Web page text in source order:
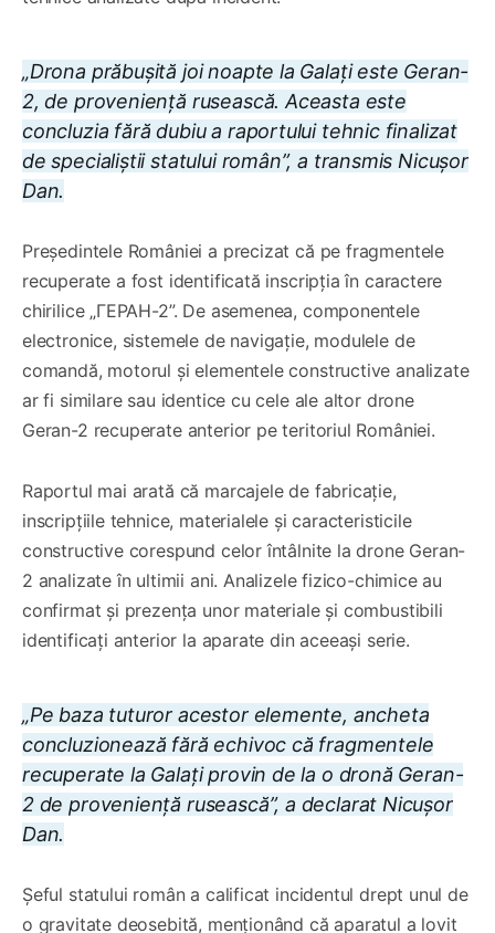
„Drona prăbușită joi noapte la Galați este Geran-
2, de proveniență rusească. Aceasta este
concluzia fără dubiu a raportului tehnic finalizat
de specialiștii statului român”, a transmis Nicușor
Dan.
Președintele României a precizat că pe fragmentele
recuperate a fost identificată inscripția în caractere
chirilice „ГЕРАН-2”. De asemenea, componentele
electronice, sistemele de navigație, modulele de
comandă, motorul și elementele constructive analizate
ar fi similare sau identice cu cele ale altor drone
Geran-2 recuperate anterior pe teritoriul României.
Raportul mai arată că marcajele de fabricație,
inscripțiile tehnice, materialele și caracteristicile
constructive corespund celor întâlnite la drone Geran-
2 analizate în ultimii ani. Analizele fizico-chimice au
confirmat și prezența unor materiale și combustibili
identificați anterior la aparate din aceeași serie.
„Pe baza tuturor acestor elemente, ancheta
concluzionează fără echivoc că fragmentele
recuperate la Galați provin de la o dronă Geran-
2 de proveniență rusească”, a declarat Nicușor
Dan.
Șeful statului român a calificat incidentul drept unul de
o gravitate deosebită, menționând că aparatul a lovit